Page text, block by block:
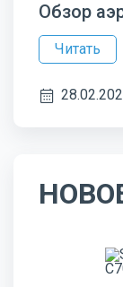
Обзор
Читать